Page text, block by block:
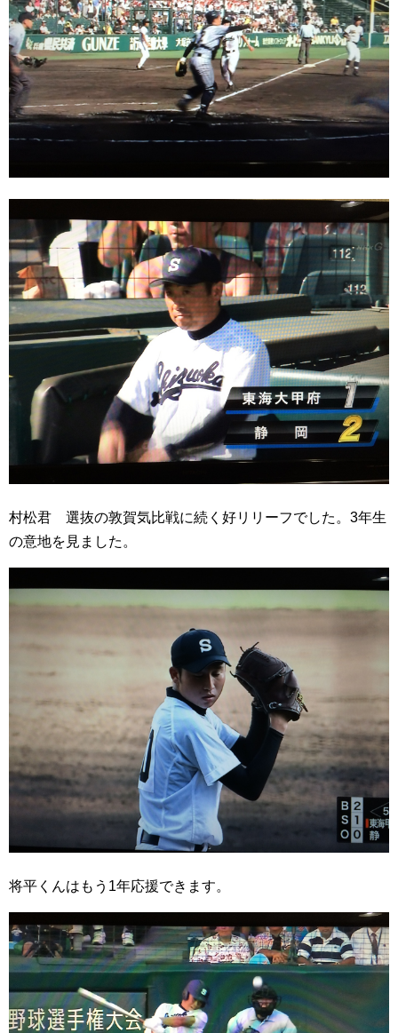
村松君 選抜の敦賀気比戦に続く好リリーフでした。3年生
の意地を見ました。
将平くんはもう1年応援できます。